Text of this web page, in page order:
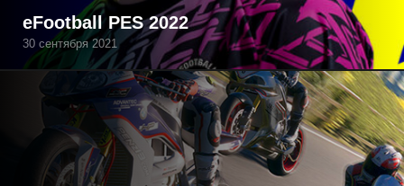
eFootball PES 2022
30 сентября 2021